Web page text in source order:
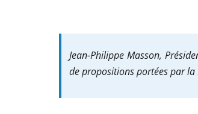
Jean-Philippe Masson,
de propositions portées par la